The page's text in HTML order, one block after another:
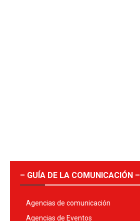
– GUÍA DE LA COMUNICACIÓN –
Agencias de comunicación
Agencias de Eventos